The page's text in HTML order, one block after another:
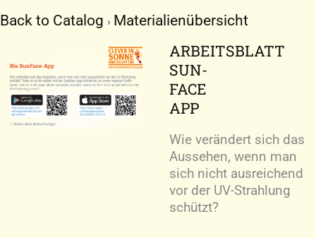
Inhalt
Back to Catalog Materialienübersicht
ARBEITSBLATT
SUN-
FACE
APP
Wie verändert sich das
Aussehen, wenn man
sich nicht ausreichend
vor der UV-Strahlung
schützt?